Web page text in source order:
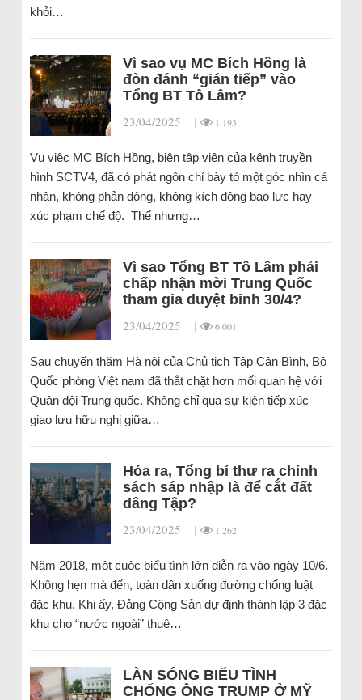
khỏi…
Vì sao vụ MC Bích Hồng là
đòn đánh “gián tiếp” vào
Tổng BT Tô Lâm?
23/04/2025 | | 1.193
Vụ việc MC Bích Hồng, biên tập viên của kênh truyền
hình SCTV4, đã có phát ngôn chỉ bày tỏ một góc nhìn cá
nhân, không phản động, không kích động bạo lực hay
xúc phạm chế độ. Thế nhưng…
Vì sao Tổng BT Tô Lâm phải
chấp nhận mời Trung Quốc
tham gia duyệt binh 30/4?
23/04/2025 | | 6.001
Sau chuyến thăm Hà nội của Chủ tịch Tập Cận Bình, Bộ
Quốc phòng Việt nam đã thắt chặt hơn mối quan hệ với
Quân đội Trung quốc. Không chỉ qua sự kiện tiếp xúc
giao lưu hữu nghị giữa…
Hóa ra, Tổng bí thư ra chính
sách sáp nhập là để cắt đất
dâng Tập?
23/04/2025 | | 1.262
Năm 2018, một cuộc biểu tình lớn diễn ra vào ngày 10/6.
Không hẹn mà đến, toàn dân xuống đường chống luật
đặc khu. Khi ấy, Đảng Cộng Sản dự định thành lập 3 đặc
khu cho “nước ngoài” thuê…
LÀN SÓNG BIỂU TÌNH
CHỐNG ÔNG TRUMP Ở MỸ